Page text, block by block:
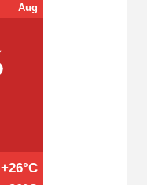
Aug
+26°C